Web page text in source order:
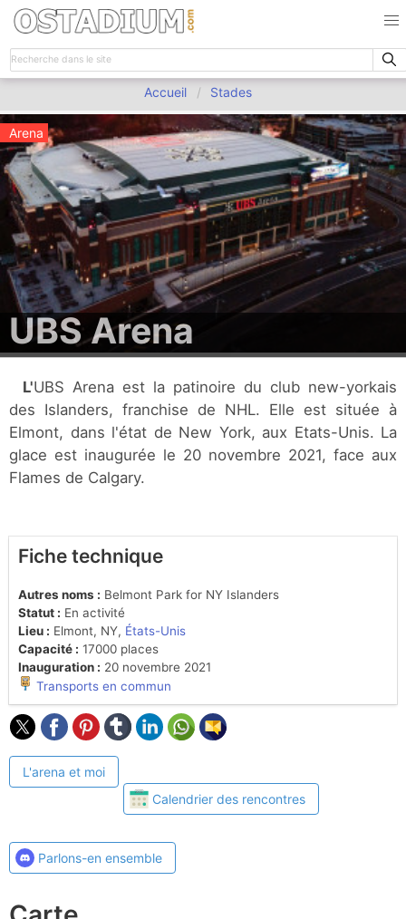
Accueil Stades
Arena
UBS Arena
L'UBS Arena est la patinoire du club new-yorkais
des Islanders, franchise de NHL. Elle est située à
Elmont, dans l'état de New York, aux Etats-Unis. La
glace est inaugurée le 20 novembre 2021, face aux
Flames de Calgary.
Fiche technique
Autres noms : Belmont Park for NY Islanders
Statut : En activité
Lieu : Elmont, NY, États-Unis
Capacité : 17000 places
Inauguration : 20 novembre 2021
Transports en commun
L'arena et moi
Calendrier des rencontres
Parlons-en ensemble